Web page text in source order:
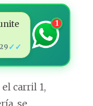
✓✓
1
carril 1,
se